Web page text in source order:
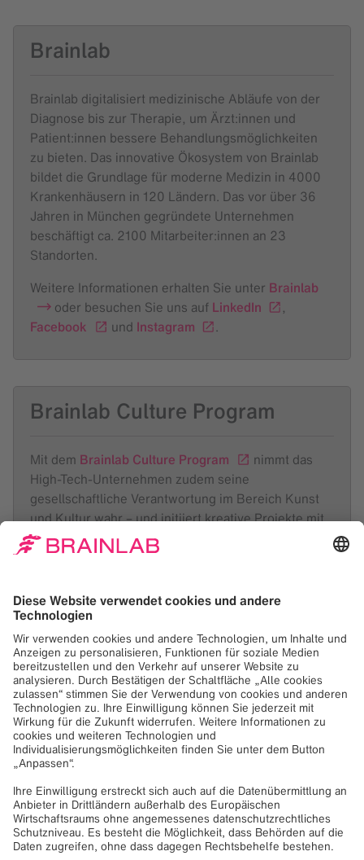
Brainlab
Brainlab digitalisiert medizinische Abläufe von der
Diagnose bis zur Therapie, um Ärzt:innen und
Patient:innen bessere Behandlungsmöglichkeiten
zu bieten. Das innovative Ökosystem von Brainlab
bildet die Grundlage für moderne Medizin in 4000
Krankenhäusern in 120 Ländern. Das vor über 36
Jahren in München gegründete Unternehmen
beschäftigt ca. 2100 Mitarbeiter:innen an 23
Standorten.
Weitere Informationen erhalten Sie unter Brainlab
oder besuchen Sie uns auf LinkedIn
,
Facebook
und Instagram .
Brainlab Culture Program
Mit dem Brainlab Culture Program
nimmt das
High-Tech-Unternehmen zudem seine
gesellschaftliche Verantwortung im Bereich Kunst
und Kultur wahr – und initiiert kreative Projekte mit
prominenten Persönlichkeiten und Institutionen der
Kunst- und Kulturszene. Ziel ist es, die persönliche
Akteur:innen, künstlerischer Exzellenz und
innovativen Institutionen im Zusammenspiel mit
unserem Unternehmen zu fördern.
Kontakt
Agnes Trick
Culture Program
+49 89 99 1568 0
culture.program@brainlab.com
Downloads